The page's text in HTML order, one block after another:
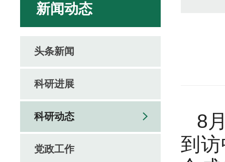
新闻动态
头条新闻
科研进展
科研动态
党政工作
8
到